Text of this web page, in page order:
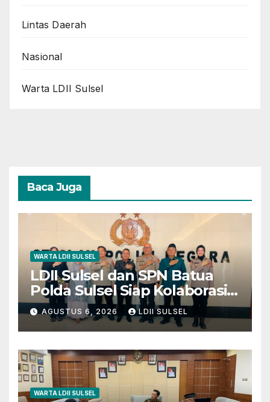
Lintas Daerah
Nasional
Warta LDII Sulsel
Baca Juga
WARTA LDII SULSEL
LDII Sulsel dan SPN Batua
Polda Sulsel Siap Kolaborasi
Bakti Sosial Sambut HUT RI
ke-81
AGUSTUS 6, 2026 LDII SULSEL
WARTA LDII SULSEL